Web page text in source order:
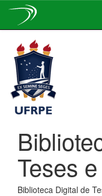
navigation
Teses
Biblioteca Digital de